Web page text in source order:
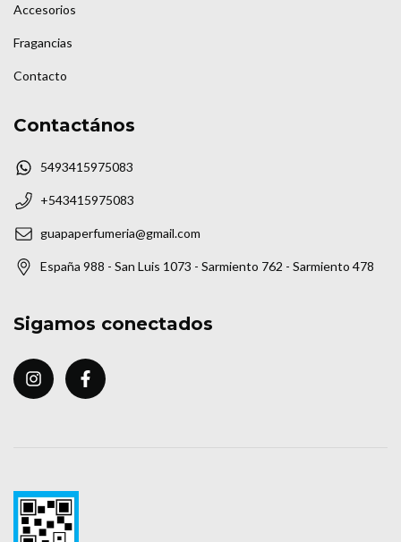
Accesorios
Fragancias
Contacto
Contactános
5493415975083
+543415975083
guapaperfumeria@gmail.com
España 988 - San Luis 1073 - Sarmiento 762 - Sarmiento 478
Sigamos conectados